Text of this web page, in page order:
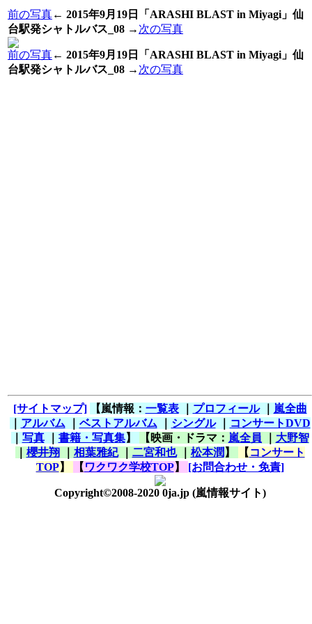
前の写真← 2015年9月19日「ARASHI BLAST in Miyagi」仙
台駅発シャトルバス_08 → 次の写真
前の写真← 2015年9月19日「ARASHI BLAST in Miyagi」仙
台駅発シャトルバス_08 → 次の写真
[サイトマップ] 【嵐情報： 一覧表｜ プロフィール｜
嵐全曲
アルバム ベストアルバム シングル｜
コンサートDVD
写真｜ 書籍・写真集】 【映画・ドラマ： 嵐全員
大野智
櫻井翔 相葉雅紀｜ 二宮和也｜ 松本潤 】 【 コンサート
TOP】 【 ワクワク学校TOP】 [お問合わせ・免責]
Copyright©2008-2020 0ja.jp(嵐情報サイト)